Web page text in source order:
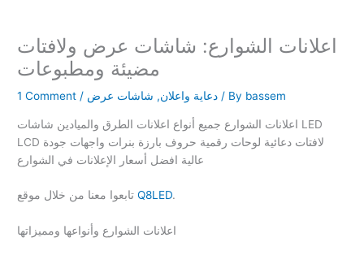
اعلانات الشوارع: شاشات عرض ولافتات
مضيئة ومطبوعات
1 Comment / دعاية واعلان, شاشات عرض / By bassem
اعلانات الشوارع جميع أنواع اعلانات الطرق والميادين شاشات LED
LCD لافتات دعائية لوحات رقمية حروف بارزة بنرات واجهات جودة
عالية افضل أسعار الإعلانات في الشوارع
تابعوا معنا من خلال موقعQ8LED.
اعلانات الشوارع وأنواعها ومميزاتها